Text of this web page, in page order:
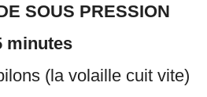
SOUS PRESSION
minutes
(la volaille cuit vite)